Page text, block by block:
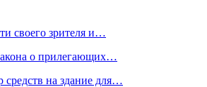
своего зрителя и…
о прилегающих…
на здание для…